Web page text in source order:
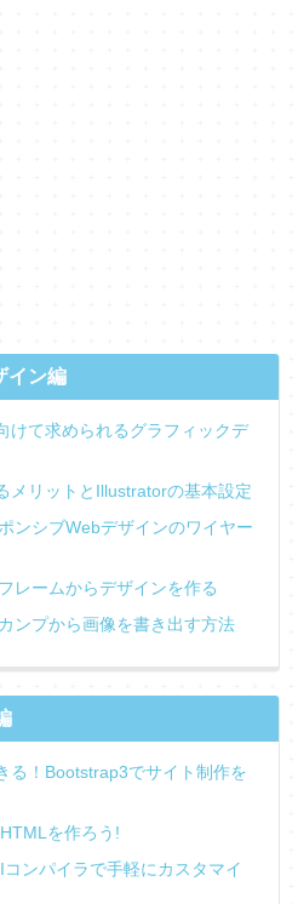
イン編
けて求められるグラフィックデ
メリットとIllustratorの基本設定
ンシブWebデザインのワイヤー
レームからデザインを作る
ンプから画像を書き出す方法
る！Bootstrap3でサイト制作を
を作ろう!
ンパイラで手軽にカスタマイ